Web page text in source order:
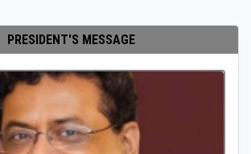
PRESIDENT'S MESSAGE